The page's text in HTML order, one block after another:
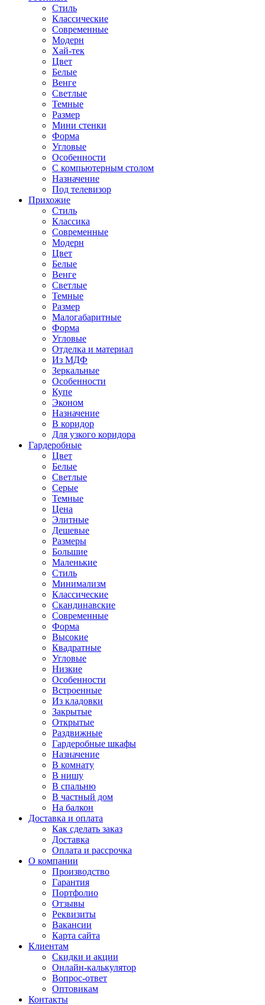
Стиль
Классические
Современные
Модерн
Хай-тек
Цвет
Белые
Венге
Светлые
Темные
Размер
Мини стенки
Форма
Угловые
Особенности
С компьютерным столом
Назначение
Под телевизор
Прихожие
Стиль
Классика
Современные
Модерн
Цвет
Белые
Венге
Светлые
Темные
Размер
Малогабаритные
Форма
Угловые
Отделка и материал
Из МДФ
Зеркальные
Особенности
Купе
Эконом
Назначение
В коридор
Для узкого коридора
Гардеробные
Цвет
Белые
Светлые
Серые
Темные
Цена
Элитные
Дешевые
Размеры
Большие
Маленькие
Стиль
Минимализм
Классические
Скандинавские
Современные
Форма
Высокие
Квадратные
Угловые
Низкие
Особенности
Встроенные
Из кладовки
Закрытые
Открытые
Раздвижные
Гардеробные шкафы
Назначение
В комнату
В нишу
В спальню
В частный дом
На балкон
Доставка и оплата
Как сделать заказ
Доставка
Оплата и рассрочка
О компании
Производство
Гарантия
Портфолио
Отзывы
Реквизиты
Вакансии
Карта сайта
Клиентам
Скидки и акции
Онлайн-калькулятор
Вопрос-ответ
Оптовикам
Контакты